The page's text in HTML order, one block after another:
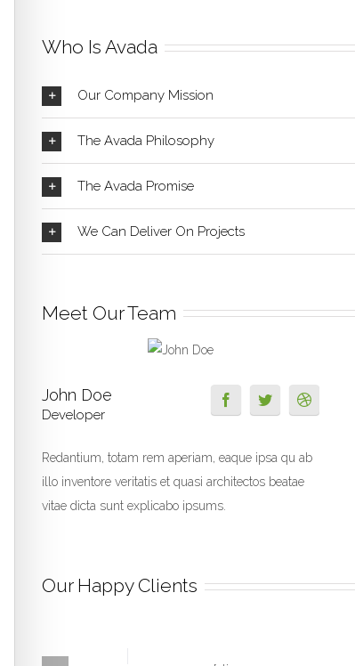
Who Is Avada
Our Company Mission
The Avada Philosophy
The Avada Promise
We Can Deliver On Projects
Meet Our Team
John Doe
Developer
Redantium, totam rem aperiam, eaque ipsa qu ab
illo inventore veritatis et quasi architectos beatae
vitae dicta sunt explicabo ipsums.
Our Happy Clients